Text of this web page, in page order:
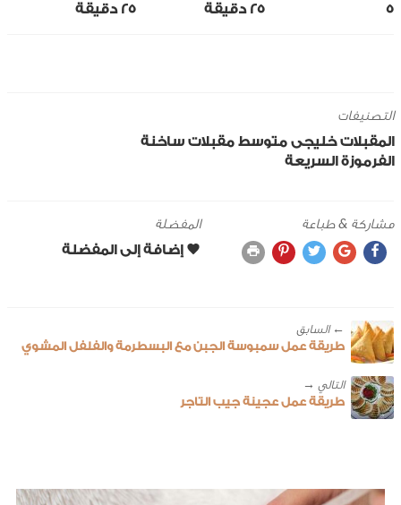
5
25 ‎دقيقة
25 ‎دقيقة
التصنيفات
المقبلات خليجى متوسط مقبلات ساخنة
الفرموزة السريعة
مشاركة & طباعة المفضلة
← ‎السابق
طريقة عمل سمبوسة الجبن مع البسطرمة والفلفل المشوي
طريقة عمل عجينة جيب التاجر